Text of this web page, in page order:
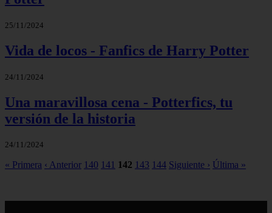
25/11/2024
Vida de locos - Fanfics de Harry Potter
24/11/2024
Una maravillosa cena - Potterfics, tu
versión de la historia
24/11/2024
« Primera ‹ Anterior 140 141 142 143 144 Siguiente › Última »